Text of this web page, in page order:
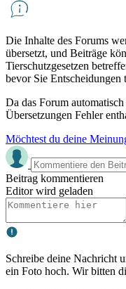
Die Inhalte des Forums
übersetzt, und Beiträge
Tierschutzgesetzen
bevor Sie Entscheidungen
Da das Forum
Übersetzungen Fehler
Möchtest du deine
Beitrag kommentieren
Editor wird geladen
Schreibe deine Nachricht
ein Foto hoch. Wir bitten